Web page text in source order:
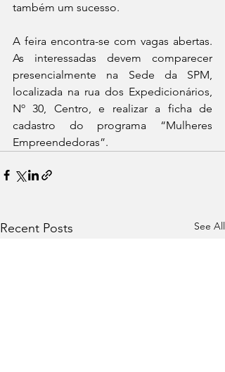
também um sucesso.
A feira encontra-se com vagas abertas.
As interessadas devem comparecer
presencialmente na Sede da SPM,
localizada na rua dos Expedicionários,
Nº 30, Centro, e realizar a ficha de
cadastro do programa “Mulheres
Empreendedoras”.
Recent Posts See All